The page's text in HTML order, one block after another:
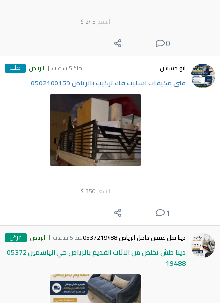
السعر 245
$
0
ابو حسسن منذ 5 ساعات الرياض طلب
فني مكيفات اسبليت فك تركيب بالرياض 0502100159
السعر 350
$
1
دينا نقل عفش داخل الرياض 0537219488 منذ 5 ساعات الرياض عرض
دينا طش تخلص من الاثاث القديم بالرياض حي الياسمين 05372
19488